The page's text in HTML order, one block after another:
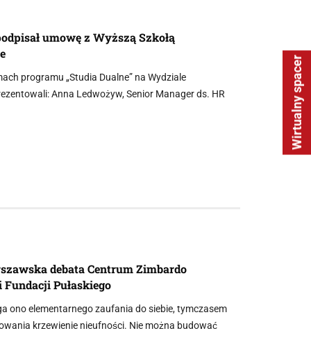
Wirtualny spacer
umowę z Wyższą Szkołą
programu „Studia Dualne” na Wydziale
Anna Ledwożyw, Senior Manager ds. HR
debata Centrum Zimbardo
Pułaskiego
ono elementarnego zaufania do siebie, tymczasem
krzewienie nieufności. Nie można budować